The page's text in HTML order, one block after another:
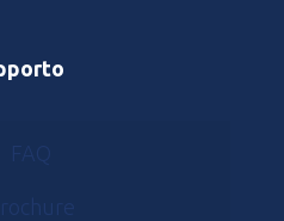
FAQ